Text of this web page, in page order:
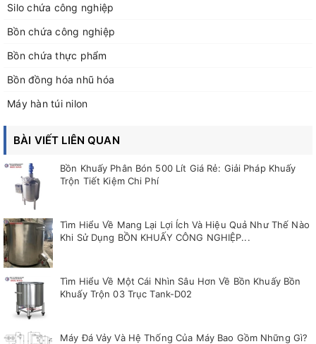
Silo chứa công nghiệp
Bồn chứa công nghiệp
Bồn chứa thực phẩm
Bồn đồng hóa nhũ hóa
Máy hàn túi nilon
BÀI VIẾT LIÊN QUAN
Bồn Khuấy Phân Bón 500 Lít Giá Rẻ: Giải Pháp Khuấy
Trộn Tiết Kiệm Chi Phí
Tìm Hiểu Về Mang Lại Lợi Ích Và Hiệu Quả Như Thế Nào
Khi Sử Dụng BỒN KHUẤY CÔNG NGHIỆP...
Tìm Hiểu Về Một Cái Nhìn Sâu Hơn Về Bồn Khuấy Bồn
Khuấy Trộn 03 Trục Tank-D02
Máy Đá Vảy Và Hệ Thống Của Máy Bao Gồm Những Gì?